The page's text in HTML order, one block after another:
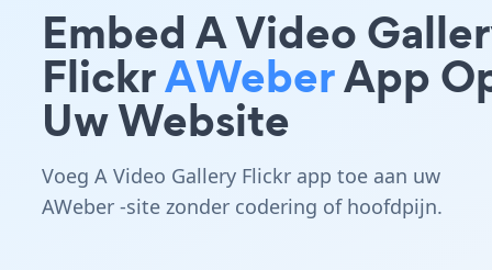
Embed A Video
FlickrAWeberApp
Uw Website
Voeg A Video Gallery Flickr app toe aan uw
AWeber -site zonder codering of hoofdpijn.